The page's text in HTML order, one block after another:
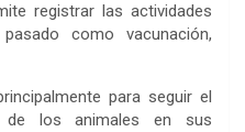
registrar las actividades
como vacunación,
para seguir el
de los animales en sus